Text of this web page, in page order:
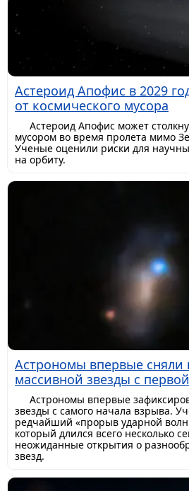
Астероид Апофис в 2029
от космического мусора
Астероид Апофис может
мусором во время пролета мимо
Ученые оценили риски для
на орбиту.
Астрономы впервые сняли
массивной звезды с
Астрономы впервые
звезды с самого начала взрыва.
редчайший «прорыв ударной
который длился всего несколько
неожиданные открытия о
звезд.